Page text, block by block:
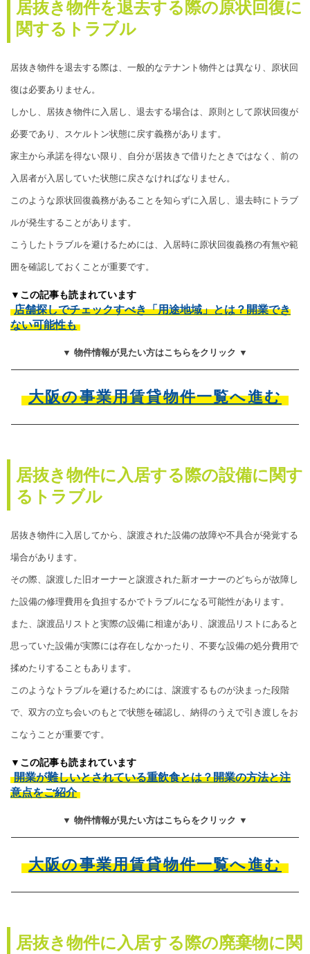
居抜き物件を退去する際の原状回復に
関するトラブル
居抜き物件を退去する際は、一般的なテナント物件とは異なり、原状回
復は必要ありません。
しかし、居抜き物件に入居し、退去する場合は、原則として原状回復が
必要であり、スケルトン状態に戻す義務があります。
家主から承諾を得ない限り、自分が居抜きで借りたときではなく、前の
入居者が入居していた状態に戻さなければなりません。
このような原状回復義務があることを知らずに入居し、退去時にトラブ
ルが発生することがあります。
こうしたトラブルを避けるためには、入居時に原状回復義務の有無や範
囲を確認しておくことが重要です。
▼この記事も読まれています
店舗探しでチェックすべき「用途地域」とは？開業でき
ない可能性も
▼ 物件情報が見たい方はこちらをクリック ▼
大阪の事業用賃貸物件一覧へ進む
居抜き物件に入居する際の設備に関す
るトラブル
居抜き物件に入居してから、譲渡された設備の故障や不具合が発覚する
場合があります。
その際、譲渡した旧オーナーと譲渡された新オーナーのどちらが故障し
た設備の修理費用を負担するかでトラブルになる可能性があります。
また、譲渡品リストと実際の設備に相違があり、譲渡品リストにあると
思っていた設備が実際には存在しなかったり、不要な設備の処分費用で
揉めたりすることもあります。
このようなトラブルを避けるためには、譲渡するものが決まった段階
で、双方の立ち会いのもとで状態を確認し、納得のうえで引き渡しをお
こなうことが重要です。
▼この記事も読まれています
開業が難しいとされている重飲食とは？開業の方法と注
意点をご紹介
▼ 物件情報が見たい方はこちらをクリック ▼
大阪の事業用賃貸物件一覧へ進む
居抜き物件に入居する際の廃棄物に関